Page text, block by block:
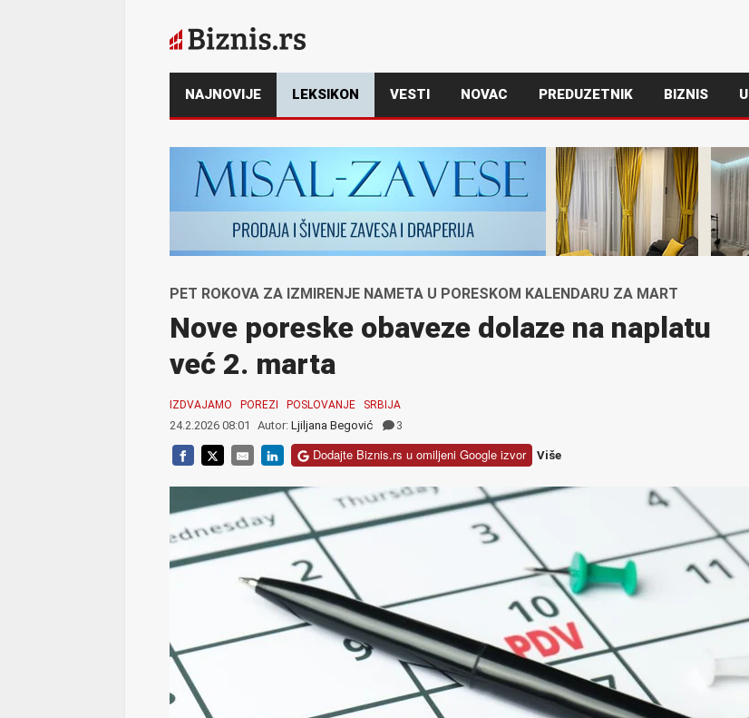
NAJNOVIJE LEKSIKON VESTI NOVAC PREDUZETNIK BIZNIS
PET ROKOVA ZA IZMIRENJE NAMETA U PORESKOM KALENDARU ZA MART
Nove poreske obaveze dolaze na naplatu
već 2. marta
IZDVAJAMO POREZI POSLOVANJE SRBIJA
24.2.2026 08:01 Autor: Ljiljana Begović 3
Dodajte Biznis.rs u omiljeni Google izvor Više